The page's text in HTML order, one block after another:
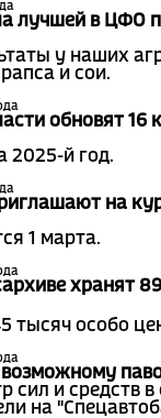
лучшей в ЦФО
у наших
и сои.
обновят 16
2025-й год.
на
1 марта.
хранят
тысяч особо
возможному
сил и средств в
на